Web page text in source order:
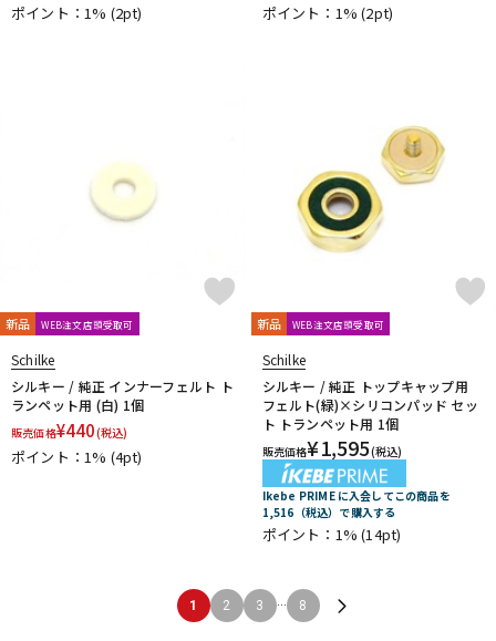
ポイント：1% (2pt) ポイント：1%(2pt)
新品 WEB注文店頭受取可
Schilke
シルキー / 純正 インナーフェルト ト
ランペット用 (白) 1個
販売価格¥440(税込)
ポイント：1% (4pt)
新品 WEB注文店頭受取可
Schilke
シルキー / 純正 トップキャップ用
フェルト(緑)×シリコンパッド セッ
ト トランペット用 1個
販売価格¥1,595(税込)
Ikebe PRIME に入会してこの商品を
1,516（税込）で購入する
ポイント：1%(14pt)
1 2 3 ... 8